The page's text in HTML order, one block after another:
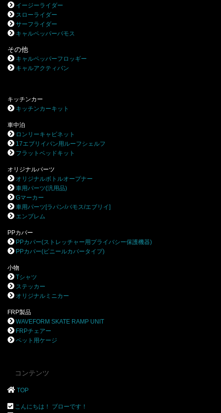
イージーライダー
スローライダー
サーフライダー
キャルペッパーバモス
その他
キャルペッパーフロッギー
キャルアクティバン
キッチンカー
キッチンカーキット
車中泊
ロンリーキャビネット
17エブリイバン用ルーフシェルフ
フラットベッドキット
オリジナルパーツ
オリジナルボトルオープナー
車用パーツ(汎用品)
Gマーカー
車用パーツ[ラパン/バモス/エブリイ]
エンブレム
PPカバー
PPカバー(ストレッチャー用プライバシー保護機器)
PPカバー(ビニールカバータイプ)
小物
Tシャツ
ステッカー
オリジナルミニカー
FRP製品
WAVEFORM SKATE RAMP UNIT
FRPチェアー
ペット用ケージ
コンテンツ
TOP
こんにちは！ ブローです！